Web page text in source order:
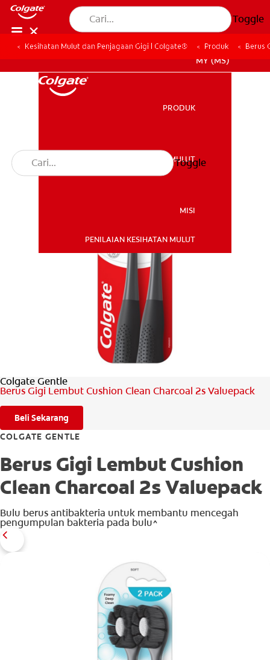
Toggle
PENILAIAN KESIHATAN MULUT
MY (MS)
PRODUK
KESIHATAN MULUT
MISI
PENILAIAN KESIHATAN MULUT
Toggle
Kesihatan Mulut dan Penjagaan Gigi | Colgate® Produk Berus
Colgate Gentle
Berus Gigi Lembut Cushion Clean Charcoal 2s Valuepack
Beli Sekarang
COLGATE GENTLE
Berus Gigi Lembut Cushion
Clean Charcoal 2s Valuepack
Bulu berus antibakteria untuk membantu mencegah
pengumpulan bakteria pada bulu^